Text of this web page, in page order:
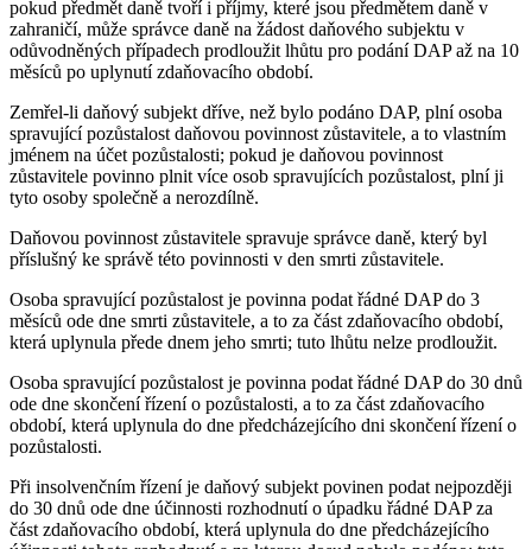
pokud předmět daně tvoří i příjmy, které jsou předmětem daně v
zahraničí, může správce daně na žádost daňového subjektu v
odůvodněných případech prodloužit lhůtu pro podání DAP až na 10
měsíců po uplynutí zdaňovacího období.
Zemřel-li daňový subjekt dříve, než bylo podáno DAP, plní osoba
spravující pozůstalost daňovou povinnost zůstavitele, a to vlastním
jménem na účet pozůstalosti; pokud je daňovou povinnost
zůstavitele povinno plnit více osob spravujících pozůstalost, plní ji
tyto osoby společně a nerozdílně.
Daňovou povinnost zůstavitele spravuje správce daně, který byl
příslušný ke správě této povinnosti v den smrti zůstavitele.
Osoba spravující pozůstalost je povinna podat řádné DAP do 3
měsíců ode dne smrti zůstavitele, a to za část zdaňovacího období,
která uplynula přede dnem jeho smrti; tuto lhůtu nelze prodloužit.
Osoba spravující pozůstalost je povinna podat řádné DAP do 30 dnů
ode dne skončení řízení o pozůstalosti, a to za část zdaňovacího
období, která uplynula do dne předcházejícího dni skončení řízení o
pozůstalosti.
Při insolvenčním řízení je daňový subjekt povinen podat nejpozději
do 30 dnů ode dne účinnosti rozhodnutí o úpadku řádné DAP za
část zdaňovacího období, která uplynula do dne předcházejícího